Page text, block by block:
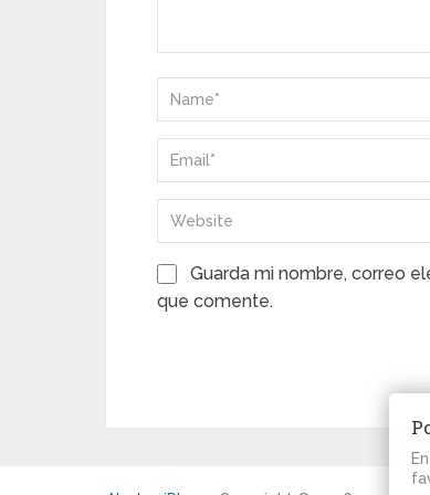
Guarda mi nombre, correo
que comente.